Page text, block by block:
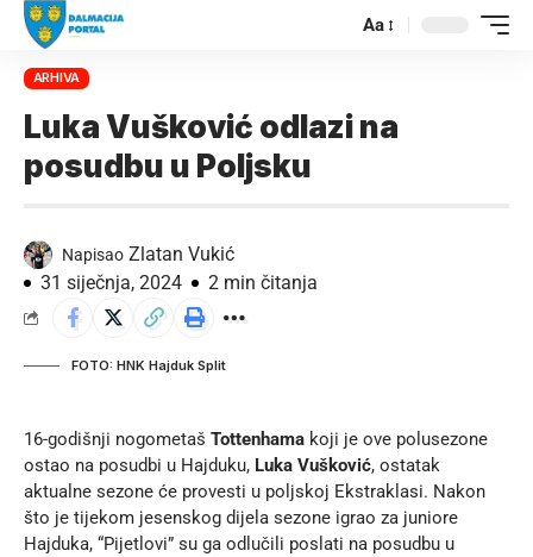
Aa
ARHIVA
Luka Vušković odlazi na
posudbu u Poljsku
Napisao Zlatan Vukić
31 siječnja, 2024
2 min čitanja
FOTO: HNK Hajduk Split
16-godišnji nogometaš Tottenhama koji je ove polusezone
ostao na posudbi u Hajduku, Luka Vušković, ostatak
aktualne sezone će provesti u poljskoj Ekstraklasi. Nakon
što je tijekom jesenskog dijela sezone igrao za juniore
Hajduka, “Pijetlovi” su ga odlučili poslati na posudbu u